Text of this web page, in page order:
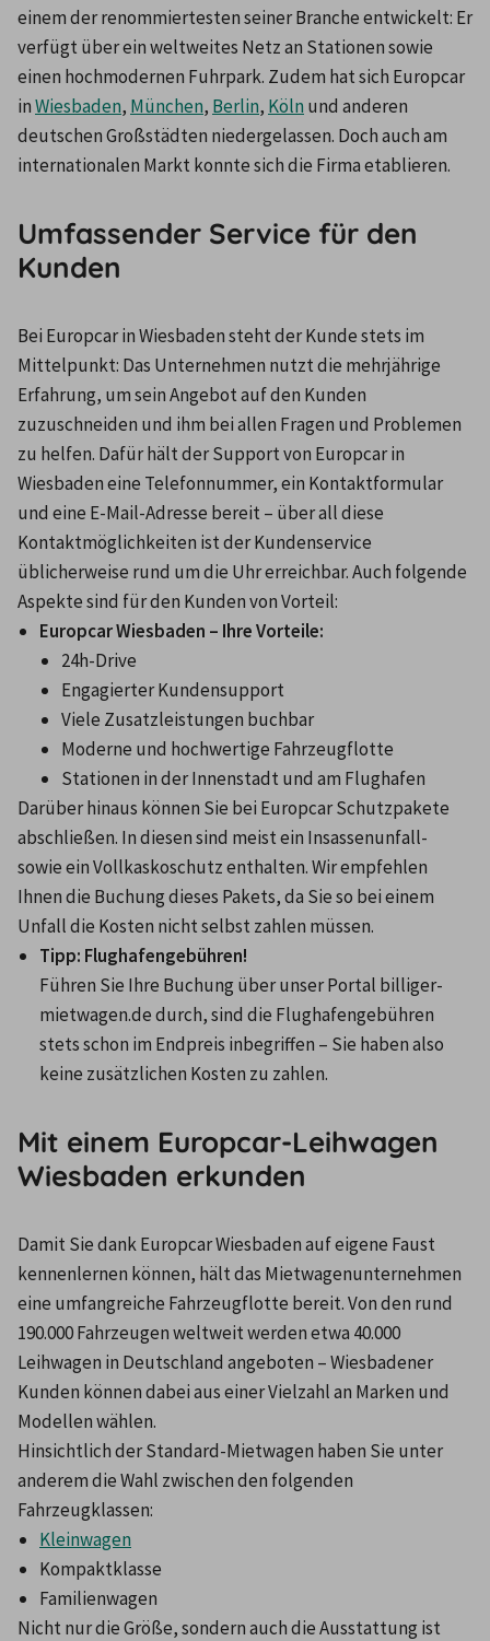
einem der renommiertesten seiner Branche entwickelt: Er
verfügt über ein weltweites Netz an Stationen sowie
einen hochmodernen Fuhrpark. Zudem hat sich Europcar
in Wiesbaden, München, Berlin, Köln und anderen
deutschen Großstädten niedergelassen. Doch auch am
internationalen Markt konnte sich die Firma etablieren.
Umfassender Service für den
Kunden
Bei Europcar in Wiesbaden steht der Kunde stets im
Mittelpunkt: Das Unternehmen nutzt die mehrjährige
Erfahrung, um sein Angebot auf den Kunden
zuzuschneiden und ihm bei allen Fragen und Problemen
zu helfen. Dafür hält der Support von Europcar in
Wiesbaden eine Telefonnummer, ein Kontaktformular
und eine E-Mail-Adresse bereit – über all diese
Kontaktmöglichkeiten ist der Kundenservice
üblicherweise rund um die Uhr erreichbar. Auch folgende
Aspekte sind für den Kunden von Vorteil:
Europcar Wiesbaden – Ihre Vorteile:
24h-Drive
Engagierter Kundensupport
Viele Zusatzleistungen buchbar
Moderne und hochwertige Fahrzeugflotte
Stationen in der Innenstadt und am Flughafen
Darüber hinaus können Sie bei Europcar Schutzpakete
abschließen. In diesen sind meist ein Insassenunfall-
sowie ein Vollkaskoschutz enthalten. Wir empfehlen
Ihnen die Buchung dieses Pakets, da Sie so bei einem
Unfall die Kosten nicht selbst zahlen müssen.
Tipp: Flughafengebühren!
Führen Sie Ihre Buchung über unser Portal billiger-
mietwagen.de durch, sind die Flughafengebühren
stets schon im Endpreis inbegriffen – Sie haben also
keine zusätzlichen Kosten zu zahlen.
Mit einem Europcar-Leihwagen
Wiesbaden erkunden
Damit Sie dank Europcar Wiesbaden auf eigene Faust
kennenlernen können, hält das Mietwagenunternehmen
eine umfangreiche Fahrzeugflotte bereit. Von den rund
190.000 Fahrzeugen weltweit werden etwa 40.000
Leihwagen in Deutschland angeboten – Wiesbadener
Kunden können dabei aus einer Vielzahl an Marken und
Modellen wählen.
Hinsichtlich der Standard-Mietwagen haben Sie unter
anderem die Wahl zwischen den folgenden
Fahrzeugklassen:
Kleinwagen
Kompaktklasse
Familienwagen
Nicht nur die Größe, sondern auch die Ausstattung ist